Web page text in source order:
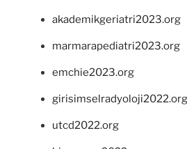
akademikgeriatri2023.org
marmarapediatri2023.org
emchie2023.org
girisimselradyoloji2022.org
utcd2022.org